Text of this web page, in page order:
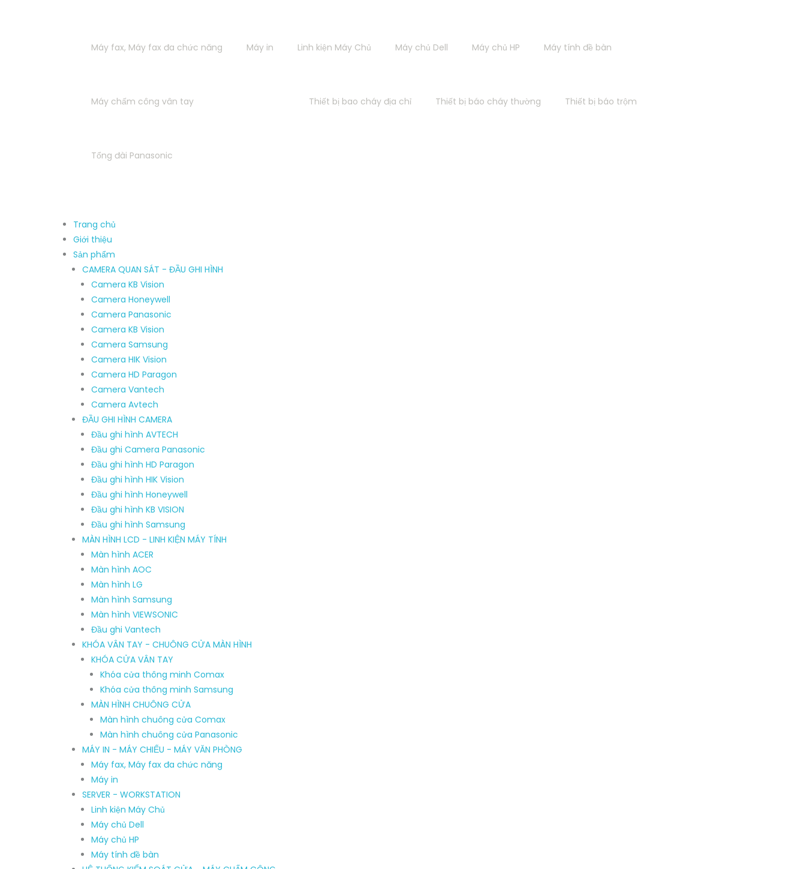
Máy fax, Máy fax đa chức năng Máy in Linh kiện Máy Chủ Máy chủ Dell Máy chủ HP Máy tính đề bàn
Máy chấm công vân tay Thiết bị bao cháy địa chỉ Thiết bị báo cháy thường Thiết bị báo trộm
Tổng đài Panasonic
Trang chủ
Giới thiệu
Sản phẩm
CAMERA QUAN SÁT - ĐẦU GHI HÌNH
Camera KB Vision
Camera Honeywell
Camera Panasonic
Camera KB Vision
Camera Samsung
Camera HIK Vision
Camera HD Paragon
Camera Vantech
Camera Avtech
ĐẦU GHI HÌNH CAMERA
Đầu ghi hình AVTECH
Đầu ghi Camera Panasonic
Đầu ghi hình HD Paragon
Đầu ghi hình HIK Vision
Đầu ghi hình Honeywell
Đầu ghi hình KB VISION
Đầu ghi hình Samsung
MÀN HÌNH LCD - LINH KIỆN MÁY TÍNH
Màn hình ACER
Màn hình AOC
Màn hình LG
Màn hình Samsung
Màn hình VIEWSONIC
Đầu ghi Vantech
KHÓA VÂN TAY - CHUÔNG CỬA MÀN HÌNH
KHÓA CỬA VÂN TAY
Khóa cửa thông minh Comax
Khóa cửa thông minh Samsung
MÀN HÌNH CHUÔNG CỬA
Màn hình chuông cửa Comax
Màn hình chuông cửa Panasonic
MÁY IN - MÁY CHIẾU - MÁY VĂN PHÒNG
Máy fax, Máy fax đa chức năng
Máy in
SERVER - WORKSTATION
Linh kiện Máy Chủ
Máy chủ Dell
Máy chủ HP
Máy tính đề bàn